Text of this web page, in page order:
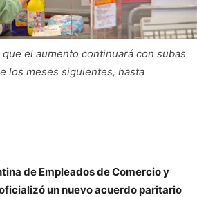
el aumento continuará con subas
los meses siguientes, hasta
de Empleados de Comercio y
un nuevo acuerdo paritario